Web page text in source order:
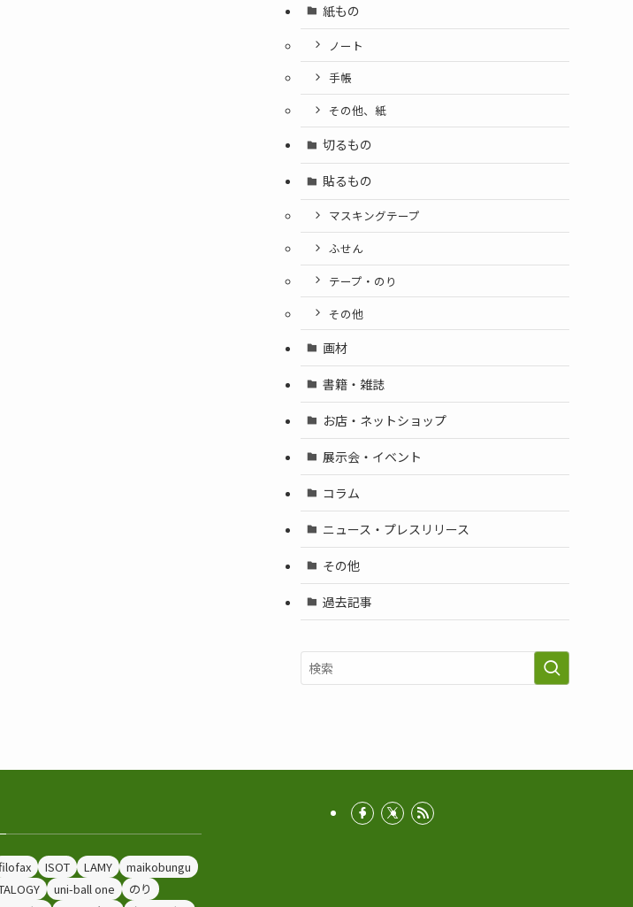
紙もの
ノート
手帳
その他、紙
切るもの
貼るもの
マスキングテープ
ふせん
テープ・のり
その他
画材
書籍・雑誌
お店・ネットショップ
展示会・イベント
コラム
ニュース・プレスリリース
その他
過去記事
ISOT LAMY
maikobungu
uni-ball one
のり